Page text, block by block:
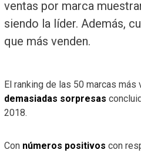
ventas por marca
siendo la líder. Además,
que más venden.
El ranking de las 50 marcas más
demasiadas sorpresas
2018.
Con números positivos con